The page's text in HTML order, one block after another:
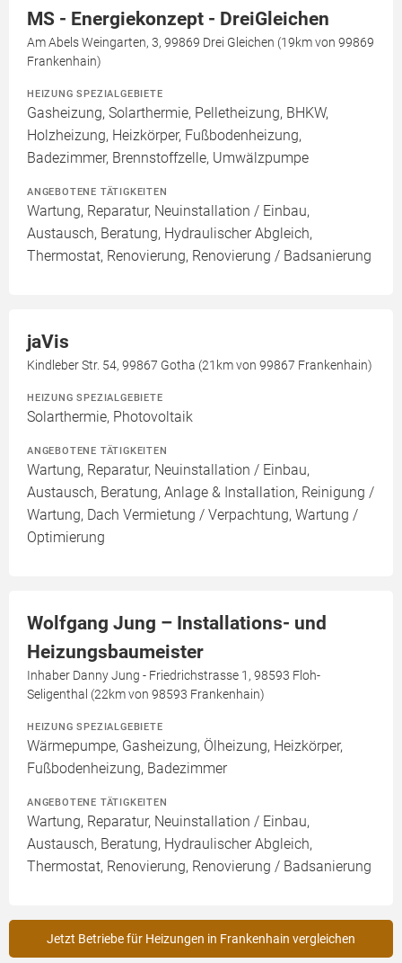
MS - Energiekonzept - DreiGleichen
Am Abels Weingarten, 3, 99869 Drei Gleichen (19km von 99869
Frankenhain)
HEIZUNG SPEZIALGEBIETE
Gasheizung, Solarthermie, Pelletheizung, BHKW,
Holzheizung, Heizkörper, Fußbodenheizung,
Badezimmer, Brennstoffzelle, Umwälzpumpe
ANGEBOTENE TÄTIGKEITEN
Wartung, Reparatur, Neuinstallation / Einbau,
Austausch, Beratung, Hydraulischer Abgleich,
Thermostat, Renovierung, Renovierung / Badsanierung
jaVis
Kindleber Str. 54, 99867 Gotha (21km von 99867 Frankenhain)
HEIZUNG SPEZIALGEBIETE
Solarthermie, Photovoltaik
ANGEBOTENE TÄTIGKEITEN
Wartung, Reparatur, Neuinstallation / Einbau,
Austausch, Beratung, Anlage & Installation, Reinigung /
Wartung, Dach Vermietung / Verpachtung, Wartung /
Optimierung
Wolfgang Jung – Installations- und
Heizungsbaumeister
Inhaber Danny Jung - Friedrichstrasse 1, 98593 Floh-
Seligenthal (22km von 98593 Frankenhain)
HEIZUNG SPEZIALGEBIETE
Wärmepumpe, Gasheizung, Ölheizung, Heizkörper,
Fußbodenheizung, Badezimmer
ANGEBOTENE TÄTIGKEITEN
Wartung, Reparatur, Neuinstallation / Einbau,
Austausch, Beratung, Hydraulischer Abgleich,
Thermostat, Renovierung, Renovierung / Badsanierung
Jetzt Betriebe für Heizungen in Frankenhain vergleichen